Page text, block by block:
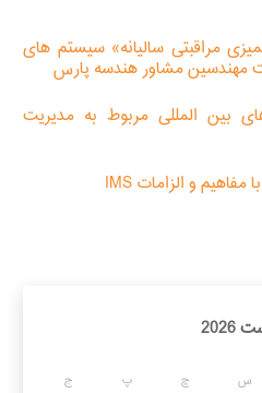
مراقبتی سالیانه» سیستم های
بین المللی مربوط به مدیریت
س چ پ ج